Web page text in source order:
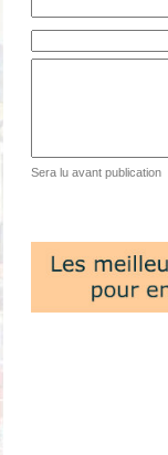
Sera lu avant publication